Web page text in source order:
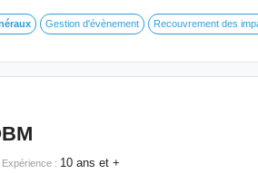
Gestion d'évènement Recouvrement des
Expérience : 10 ans et +